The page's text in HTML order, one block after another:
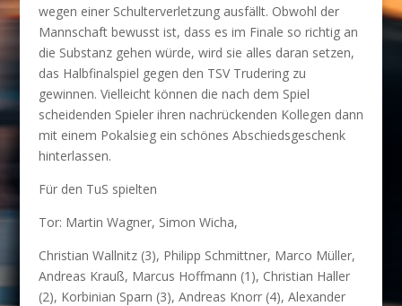
wegen einer Schulterverletzung ausfällt. Obwohl der
Mannschaft bewusst ist, dass es im Finale so richtig an
die Substanz gehen würde, wird sie alles daran setzen,
das Halbfinalspiel gegen den TSV Trudering zu
gewinnen. Vielleicht können die nach dem Spiel
scheidenden Spieler ihren nachrückenden Kollegen dann
mit einem Pokalsieg ein schönes Abschiedsgeschenk
hinterlassen.
Für den TuS spielten
Tor: Martin Wagner, Simon Wicha,
Christian Wallnitz (3), Philipp Schmittner, Marco Müller,
Andreas Krauß, Marcus Hoffmann (1), Christian Haller
(2), Korbinian Sparn (3), Andreas Knorr (4), Alexander